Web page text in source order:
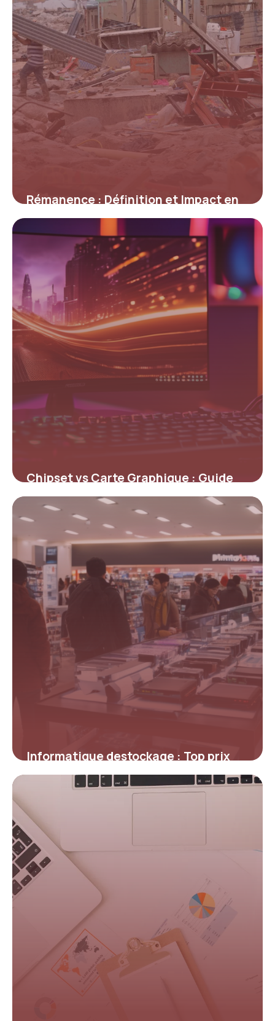
Rémanence : Définition et Impact en
Informatique
12 mai 2026
Chipset vs Carte Graphique : Guide
Complet
4 mai 2026
Informatique destockage : Top prix
2026